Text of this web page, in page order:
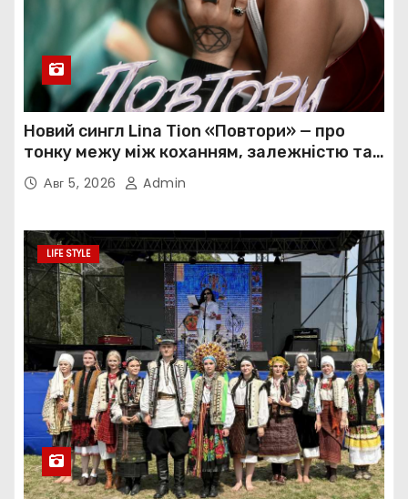
Новий сингл Lina Tion «Повтори» — про
тонку межу між коханням, залежністю та
нав’язливою прив’язаністю
Авг 5, 2026 Admin
LIFE STYLE